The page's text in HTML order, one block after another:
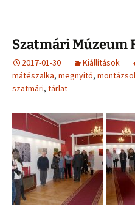
Szatmári Múzeum
2017-01-30 Kiállítások
mátészalka, megnyitó,
szatmári, tárlat